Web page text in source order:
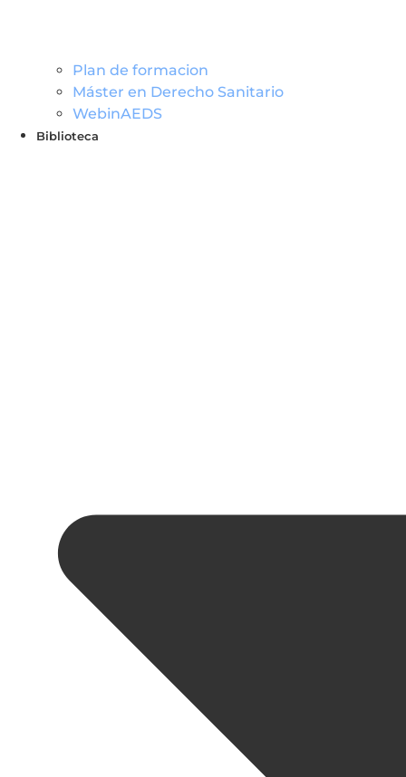
Plan de formacion
Máster en Derecho Sanitario
WebinAEDS
Biblioteca